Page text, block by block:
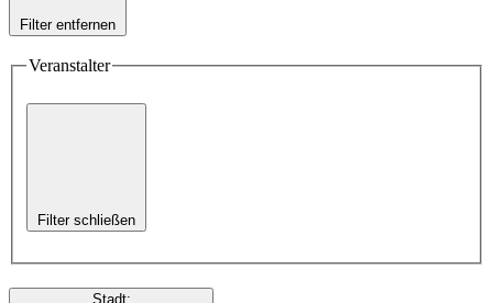
Filter entfernen
Veranstalter
Filter schließen
Stadt: